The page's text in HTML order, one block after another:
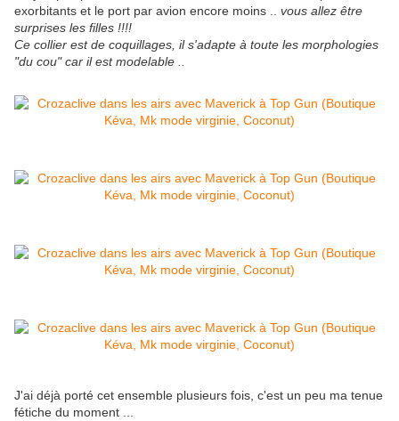
exorbitants et le port par avion encore moins .. vous allez être
surprises les filles !!!!
Ce collier est de coquillages, il s'adapte à toute les morphologies
"du cou" car il est modelable ..
J'ai déjà porté cet ensemble plusieurs fois, c'est un peu ma tenue
fétiche du moment ...